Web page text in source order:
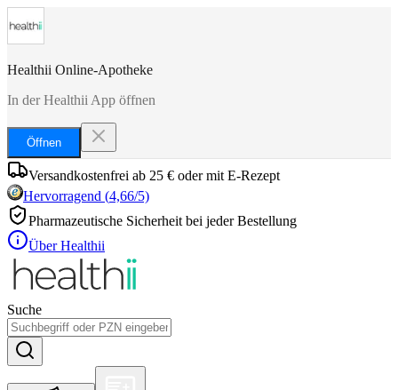
Healthii Online-Apotheke
In der Healthii App öffnen
Öffnen
Versandkostenfrei ab 25 € oder mit E-Rezept
Hervorragend (4,66/5)
Pharmazeutische Sicherheit bei jeder Bestellung
Über Healthii
Suche